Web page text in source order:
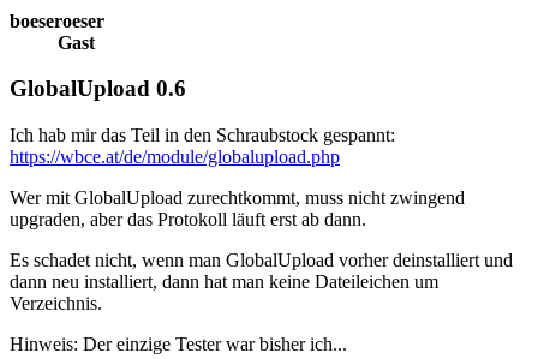
boeseroeser
Gast
GlobalUpload 0.6
Ich hab mir das Teil in den Schraubstock gespannt:
https://wbce.at/de/module/globalupload.php
Wer mit GlobalUpload zurechtkommt, muss nicht zwingend
upgraden, aber das Protokoll läuft erst ab dann.
Es schadet nicht, wenn man GlobalUpload vorher deinstalliert und
dann neu installiert, dann hat man keine Dateileichen um
Verzeichnis.
Hinweis: Der einzige Tester war bisher ich...